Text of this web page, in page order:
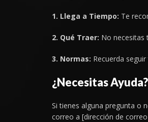
1. Llega a Tiempo: Te
2. Qué Traer: No necesitas
3. Normas: Recuerda
¿Necesitas Ayuda?
Si tienes alguna pregunta o
correo a [dirección de